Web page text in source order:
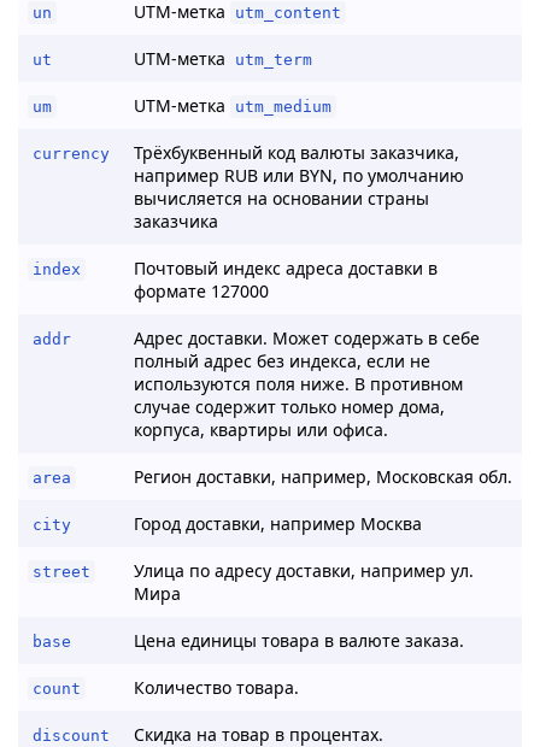
un UTM-метка utm_content
ut UTM-метка utm_term
um UTM-метка utm_medium
currency
Трёхбуквенный код валюты заказчика,
например RUB или BYN, по умолчанию
вычисляется на основании страны
заказчика
index
Почтовый индекс адреса доставки в
формате 127000
addr
Адрес доставки. Может содержать в себе
полный адрес без индекса, если не
используются поля ниже. В противном
случае содержит только номер дома,
корпуса, квартиры или офиса.
area Регион доставки, например, Московская обл.
city Город доставки, например Москва
street
Улица по адресу доставки, например ул.
Мира
base Цена единицы товара в валюте заказа.
count Количество товара.
discount Скидка на товар в процентах.